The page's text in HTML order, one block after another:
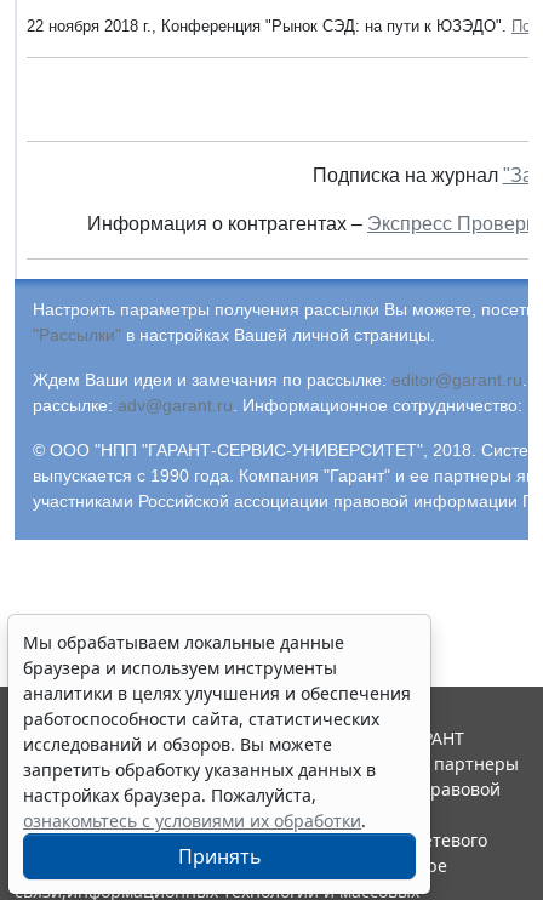
22 ноября 2018 г., Конференция "Рынок СЭД: на пути к ЮЗЭДО".
Подписка на журнал
Информация о контрагентах – Экспресс
Настроить параметры получения рассылки Вы можете,
"Рассылки" в настройках Вашей личной страницы.
Ждем Ваши идеи и замечания по рассылке: editor@garant.ru.
рассылке: adv@garant.ru. Информационное сотрудничество:
© ООО "НПП "ГАРАНТ-СЕРВИС-УНИВЕРСИТЕТ", 2018.
выпускается с 1990 года. Компания "Гарант" и ее партнеры
участниками Российской ассоциации правовой информации
Мы обрабатываем локальные данные
браузера и используем инструменты
аналитики в целях улучшения и обеспечения
работоспособности сайта, статистических
исследований и обзоров. Вы можете
запретить обработку указанных данных в
настройках браузера. Пожалуйста,
ознакомьтесь с условиями их обработки.
Принять
© ООО "НПП "ГАРАНТ-СЕРВИС", 2026. Система ГАРАНТ
выпускается с 1990 года. Компания "Гарант" и ее партнеры
являются участниками Российской ассоциации правовой
информации ГАРАНТ.
Портал ГАРАНТ.РУ зарегистрирован в качестве сетевого
издания Федеральной службой по надзору в сфере
связи,информационных технологий и массовых